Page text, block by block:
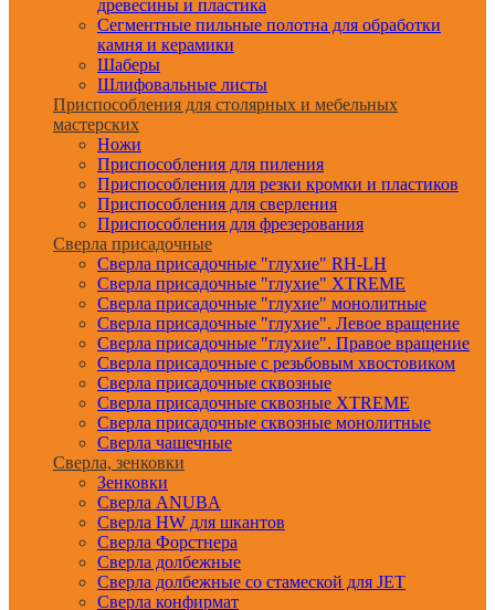
древесины и пластика
Сегментные пильные полотна для обработки
камня и керамики
Шаберы
Шлифовальные листы
Приспособления для столярных и мебельных
мастерских
Ножи
Приспособления для пиления
Приспособления для резки кромки и пластиков
Приспособления для сверления
Приспособления для фрезерования
Сверла присадочные
Сверла присадочные "глухие" RH-LH
Сверла присадочные "глухие" XTREME
Сверла присадочные "глухие" монолитные
Сверла присадочные "глухие". Левое вращение
Сверла присадочные "глухие". Правое вращение
Сверла присадочные с резьбовым хвостовиком
Сверла присадочные сквозные
Сверла присадочные сквозные XTREME
Сверла присадочные сквозные монолитные
Сверла чашечные
Сверла, зенковки
Зенковки
Сверла ANUBA
Сверла HW для шкантов
Сверла Форстнера
Сверла долбежные
Сверла долбежные со стамеской для JET
Сверла конфирмат